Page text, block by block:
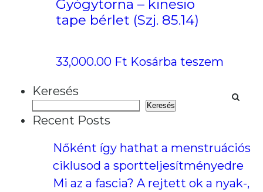
Gyógytorna – kinesio
tape bérlet (Szj. 85.14)
33,000.00 Ft Kosárba teszem
Keresés
Keresés
Recent Posts
Nőként így hathat a menstruációs
ciklusod a sportteljesítményedre
Mi az a fascia? A rejtett ok a nyak-,